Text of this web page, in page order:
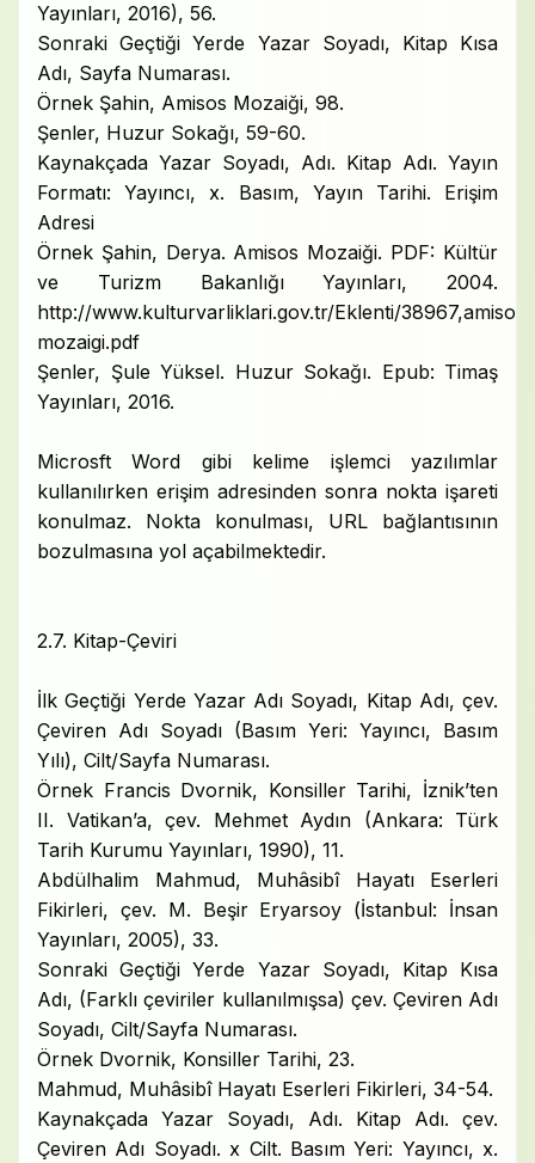
Yayınları, 2016), 56.
Sonraki Geçtiği Yerde Yazar Soyadı, Kitap Kısa
Adı, Sayfa Numarası.
Örnek Şahin, Amisos Mozaiği, 98.
Şenler, Huzur Sokağı, 59-60.
Kaynakçada Yazar Soyadı, Adı. Kitap Adı. Yayın
Formatı: Yayıncı, x. Basım, Yayın Tarihi. Erişim
Adresi
Örnek Şahin, Derya. Amisos Mozaiği. PDF: Kültür
ve Turizm Bakanlığı Yayınları, 2004.
http://www.kulturvarliklari.gov.tr/Eklenti/38967,amisos-
mozaigi.pdf
Şenler, Şule Yüksel. Huzur Sokağı. Epub: Timaş
Yayınları, 2016.
Microsft Word gibi kelime işlemci yazılımlar
kullanılırken erişim adresinden sonra nokta işareti
konulmaz. Nokta konulması, URL bağlantısının
bozulmasına yol açabilmektedir.
2.7. Kitap-Çeviri
İlk Geçtiği Yerde Yazar Adı Soyadı, Kitap Adı, çev.
Çeviren Adı Soyadı (Basım Yeri: Yayıncı, Basım
Yılı), Cilt/Sayfa Numarası.
Örnek Francis Dvornik, Konsiller Tarihi, İznik’ten
II. Vatikan’a, çev. Mehmet Aydın (Ankara: Türk
Tarih Kurumu Yayınları, 1990), 11.
Abdülhalim Mahmud, Muhâsibî Hayatı Eserleri
Fikirleri, çev. M. Beşir Eryarsoy (İstanbul: İnsan
Yayınları, 2005), 33.
Sonraki Geçtiği Yerde Yazar Soyadı, Kitap Kısa
Adı, (Farklı çeviriler kullanılmışsa) çev. Çeviren Adı
Soyadı, Cilt/Sayfa Numarası.
Örnek Dvornik, Konsiller Tarihi, 23.
Mahmud, Muhâsibî Hayatı Eserleri Fikirleri, 34-54.
Kaynakçada Yazar Soyadı, Adı. Kitap Adı. çev.
Çeviren Adı Soyadı. x Cilt. Basım Yeri: Yayıncı, x.